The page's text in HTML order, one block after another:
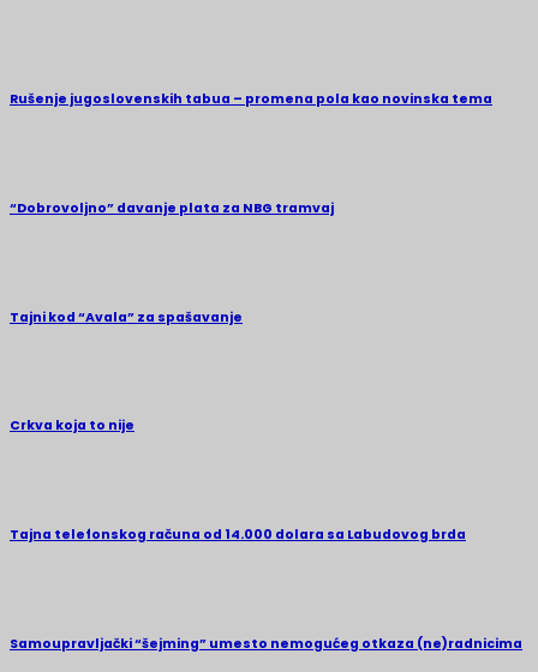
Rušenje jugoslovenskih tabua – promena pola kao novinska tema
“Dobrovoljno” davanje plata za NBG tramvaj
Tajni kod “Avala” za spašavanje
Crkva koja to nije
Tajna telefonskog računa od 14.000 dolara sa Labudovog brda
Samoupravljački “šejming” umesto nemogućeg otkaza (ne)radnicima